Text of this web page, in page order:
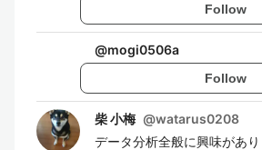
Follow
@mogi0506a
Follow
柴 小梅 @watarus0208
データ分析全般に興味があ